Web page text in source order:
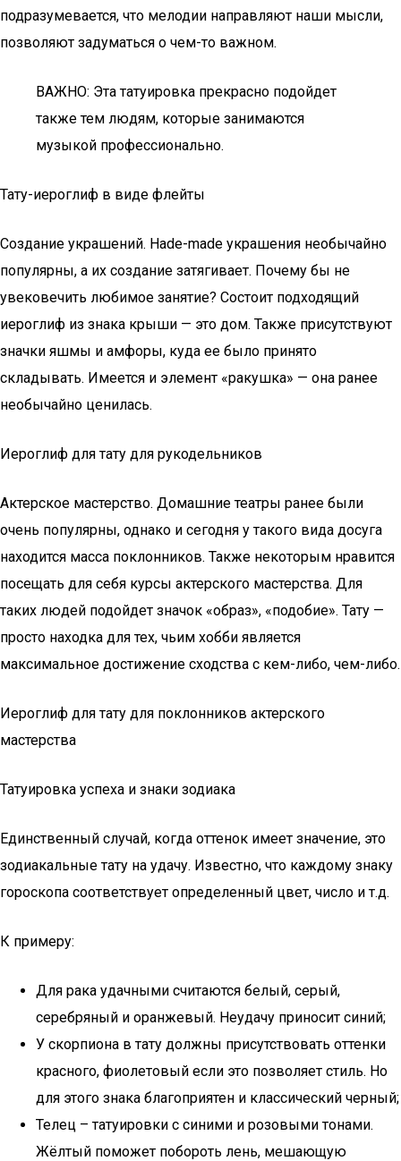
подразумевается, что мелодии направляют наши мысли,
позволяют задуматься о чем-то важном.
ВАЖНО: Эта татуировка прекрасно подойдет
также тем людям, которые занимаются
музыкой профессионально.
Тату-иероглиф в виде флейты
Создание украшений. Hade-made украшения необычайно
популярны, а их создание затягивает. Почему бы не
увековечить любимое занятие? Состоит подходящий
иероглиф из знака крыши — это дом. Также присутствуют
значки яшмы и амфоры, куда ее было принято
складывать. Имеется и элемент «ракушка» — она ранее
необычайно ценилась.
Иероглиф для тату для рукодельников
Актерское мастерство. Домашние театры ранее были
очень популярны, однако и сегодня у такого вида досуга
находится масса поклонников. Также некоторым нравится
посещать для себя курсы актерского мастерства. Для
таких людей подойдет значок «образ», «подобие». Тату —
просто находка для тех, чьим хобби является
максимальное достижение сходства с кем-либо, чем-либо.
Иероглиф для тату для поклонников актерского
мастерства
Татуировка успеха и знаки зодиака
Единственный случай, когда оттенок имеет значение, это
зодиакальные тату на удачу. Известно, что каждому знаку
гороскопа соответствует определенный цвет, число и т.д.
К примеру:
Для рака удачными считаются белый, серый,
серебряный и оранжевый. Неудачу приносит синий;
У скорпиона в тату должны присутствовать оттенки
красного, фиолетовый если это позволяет стиль. Но
для этого знака благоприятен и классический черный;
Телец – татуировки с синими и розовыми тонами.
Жёлтый поможет побороть лень, мешающую